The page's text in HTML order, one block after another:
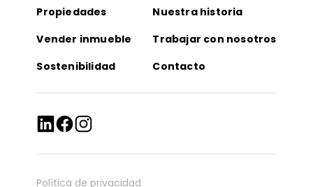
Propiedades
Nuestra historia
Vender inmueble
Trabajar con nosotros
Sostenibilidad
Contacto
Política de privacidad